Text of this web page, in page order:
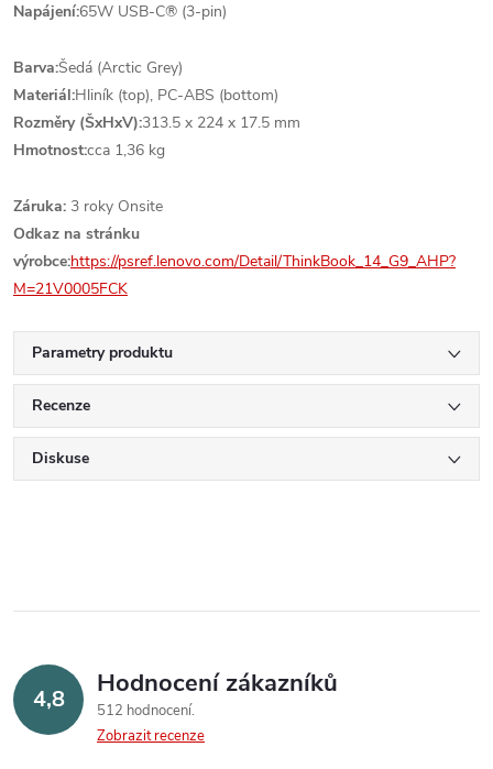
Napájení:65W USB-C® (3-pin)
Barva:Šedá (Arctic Grey)
Materiál:Hliník (top), PC-ABS (bottom)
Rozměry (ŠxHxV):313.5 x 224 x 17.5 mm
Hmotnost:cca 1,36 kg
Záruka: 3 roky Onsite
Odkaz na stránku
výrobce:https://psref.lenovo.com/Detail/ThinkBook_14_G9_AHP?
M=21V0005FCK
Parametry produktu
Recenze
Diskuse
4,8 Hodnocení zákazníků
512 hodnocení
Zobrazit recenze